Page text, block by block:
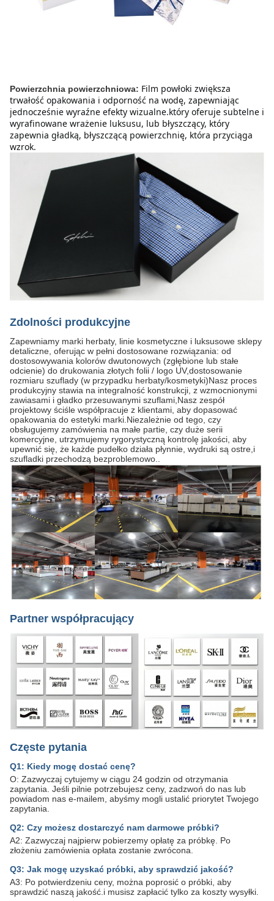
Powierzchnia powierzchniowa: Film powłoki zwiększa
trwałość opakowania i odporność na wodę, zapewniając
jednocześnie wyraźne efekty wizualne.który oferuje subtelne i
wyrafinowane wrażenie luksusu, lub błyszczący, który
zapewnia gładką, błyszczącą powierzchnię, która przyciąga
wzrok.
Zdolności produkcyjne
Zapewniamy marki herbaty, linie kosmetyczne i luksusowe sklepy
detaliczne, oferując w pełni dostosowane rozwiązania: od
dostosowywania kolorów dwutonowych (zgłębione lub stałe
odcienie) do drukowania złotych folii / logo UV,dostosowanie
rozmiaru szuflady (w przypadku herbaty/kosmetyki)Nasz proces
produkcyjny stawia na integralność konstrukcji, z wzmocnionymi
zawiasami i gładko przesuwanymi szuflami,Nasz zespół
projektowy ściśle współpracuje z klientami, aby dopasować
opakowania do estetyki marki.Niezależnie od tego, czy
obsługujemy zamówienia na małe partie, czy duże serii
komercyjne, utrzymujemy rygorystyczną kontrolę jakości, aby
upewnić się, że każde pudełko działa płynnie, wydruki są ostre,i
szufladki przechodzą bezproblemowo..
Partner współpracujący
Częste pytania
Q1: Kiedy mogę dostać cenę?
O: Zazwyczaj cytujemy w ciągu 24 godzin od otrzymania
zapytania. Jeśli pilnie potrzebujesz ceny, zadzwoń do nas lub
powiadom nas e-mailem, abyśmy mogli ustalić priorytet Twojego
zapytania.
Q2: Czy możesz dostarczyć nam darmowe próbki?
A2: Zazwyczaj najpierw pobierzemy opłatę za próbkę. Po
złożeniu zamówienia opłata zostanie zwrócona.
Q3: Jak mogę uzyskać próbki, aby sprawdzić jakość?
A3: Po potwierdzeniu ceny, można poprosić o próbki, aby
sprawdzić naszą jakość.i musisz zapłacić tylko za koszty wysyłki.